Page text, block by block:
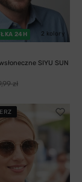
24H 2 kolory
SIYU SUN
zł